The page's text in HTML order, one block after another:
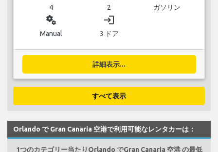
4 2 ガソリン
miscellaneous_services
Manual
login
3 ドア
詳細表示...
すべて表示
Orlando で Gran Canaria 空港で利用可能なレンタカーは：
1つのカテゴリー当たりOrlando でGran Canaria 空港 の最低